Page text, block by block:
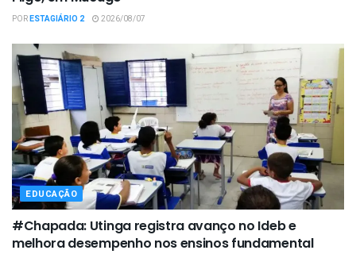
PORESTAGIÁRIO 2 2026/08/07
EDUCAÇÃO
#Chapada: Utinga registra avanço no Ideb e
melhora desempenho nos ensinos fundamental